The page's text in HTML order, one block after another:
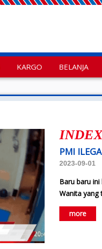
KARGO BELANJA
PMI
2023-09-01
Baru baru
Wanita yang
more